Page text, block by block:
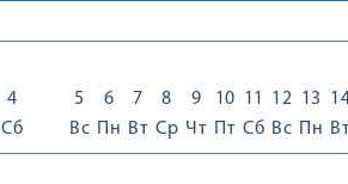
4
Сб
5
Вс
6
Пн
7
Вт
8
Ср
9
Чт
10
Пт
11
Сб
12
Вс
13
Пн